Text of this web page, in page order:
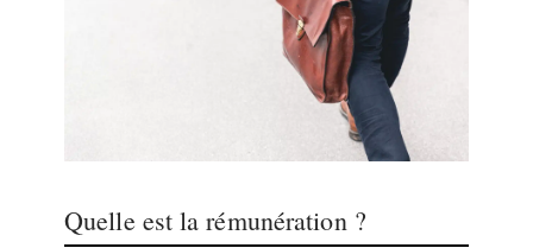
Quelle est la rémunération ?